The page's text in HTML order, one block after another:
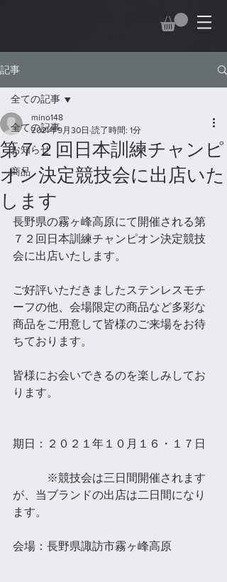
記事
全ての記事
お知らせ
商品
全ての記事
第７２回日本訓練チャンピ
オン決定競技会に出店いた
します
mino148
2021年9月30日 読了時間: 1分
長野県の霧ヶ峰高原にて開催される第
７２回日本訓練チャンピオン決定競技
会に出店いたします。
ご好評いただきましたステンレスモチ
ーフの他、会場限定の商品など多彩な
商品をご用意して皆様のご来場をお待
ちております。
皆様にお会いできるのを楽しみしてお
ります。
期日：２０２１年１０月１６・１７日
※競技会は三日間開催されます
が、当ブランドの出店は二日間になり
ます。
会場：長野県諏訪市霧ヶ峰高原